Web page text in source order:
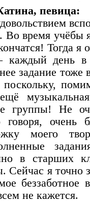
певица:
Во время учёбы
Тогда я
каждый день в
задание тоже
поскольку,
группы! Не
говоря, очень
моего
в старших
Сейчас я точно
беззаботное
не кажется.